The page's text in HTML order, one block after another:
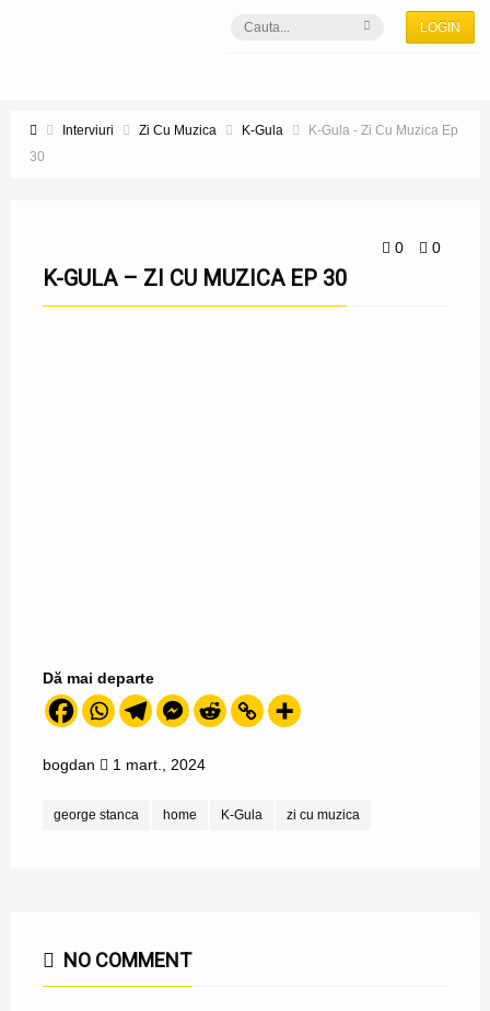
LOGIN
Interviuri Zi Cu Muzica K-Gula
K-Gula - Zi Cu Muzica Ep
30
0 0
K-GULA – ZI CU MUZICA EP 30
Dă mai departe
bogdan 1 mart., 2024
george stanca home K-Gula zi cu muzica
NO COMMENT